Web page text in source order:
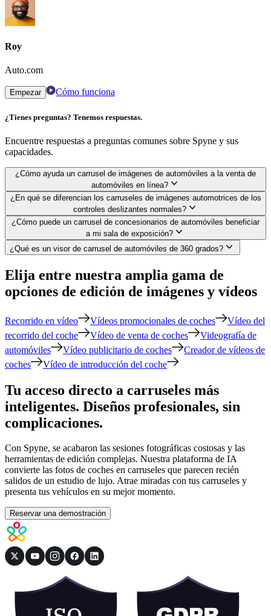
Roy
Auto.com
Empezar Cómo funciona
¿Tienes preguntas? Tenemos respuestas.
Encuentre respuestas a preguntas comunes sobre Spyne y sus
capacidades.
¿Cómo ayuda un carrusel de imágenes de automóviles a la venta de
automóviles en línea?
¿En qué se diferencian los carruseles de imágenes automotrices de los
controles deslizantes normales?
¿Cómo puede un carrusel de concesionarios de automóviles beneficiar
a mi sala de exposición?
¿Qué es un visor de carrusel de automóviles de 360 ​​grados?
Elija entre nuestra amplia gama de
opciones de edición de imágenes y vídeos
Recorrido en vídeo Vídeos promocionales de coches
Vídeo del
recorrido del coche
Vídeo de venta de coches
Videografía de
automóviles
Vídeo publicitario de coches
Creador de vídeos de
coches
Vídeo de introducción del coche
Tu acceso directo a carruseles más
inteligentes. Diseños profesionales, sin
complicaciones.
Con Spyne, se acabaron las sesiones fotográficas costosas y las
herramientas de edición complejas. Nuestra plataforma de IA
convierte las fotos de coches en carruseles que parecen recién
salidos de un estudio de lujo. Atrae miradas con tus carruseles y
presenta tus vehículos en su mejor momento.
Reservar una demostración